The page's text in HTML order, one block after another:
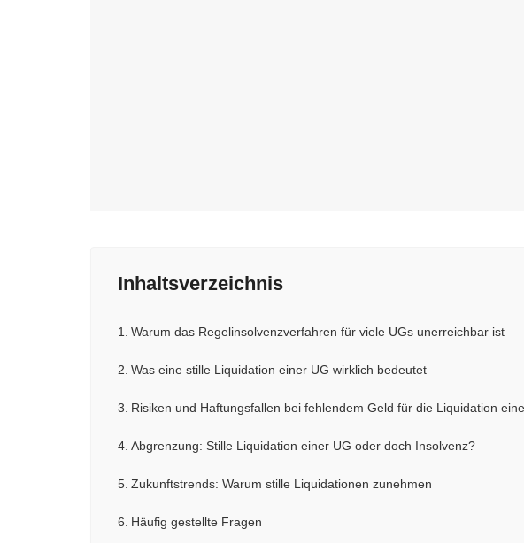
Inhaltsverzeichnis
Warum das Regelinsolvenzverfahren für viele UGs unerreichbar ist
Was eine stille Liquidation einer UG wirklich bedeutet
Risiken und Haftungsfallen bei fehlendem Geld für die Liquidation
Abgrenzung: Stille Liquidation einer UG oder doch Insolvenz?
Zukunftstrends: Warum stille Liquidationen zunehmen
Häufig gestellte Fragen